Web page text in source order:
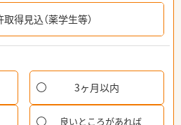
得見込（薬学生等）
3ヶ月以内
良いところがあれば